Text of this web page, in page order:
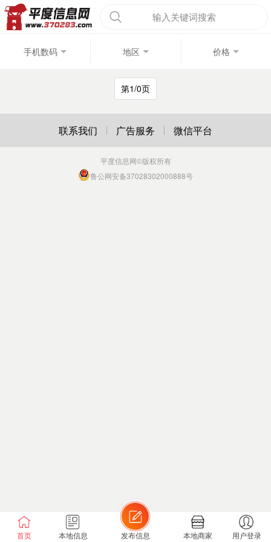
输入关键词搜索
手机数码 地区 价格
第1/0页
首页 本地信息 发布信息 本地商家 用户登录
联系我们 广告服务 微信平台
平度信息网©版权所有
鲁公网安备37028302000888号